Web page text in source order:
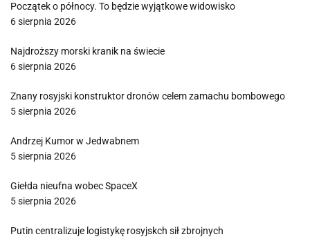
Początek o północy. To będzie wyjątkowe widowisko
6 sierpnia 2026
Najdroższy morski kranik na świecie
6 sierpnia 2026
Znany rosyjski konstruktor dronów celem zamachu bombowego
5 sierpnia 2026
Andrzej Kumor w Jedwabnem
5 sierpnia 2026
Giełda nieufna wobec SpaceX
5 sierpnia 2026
Putin centralizuje logistykę rosyjskch sił zbrojnych